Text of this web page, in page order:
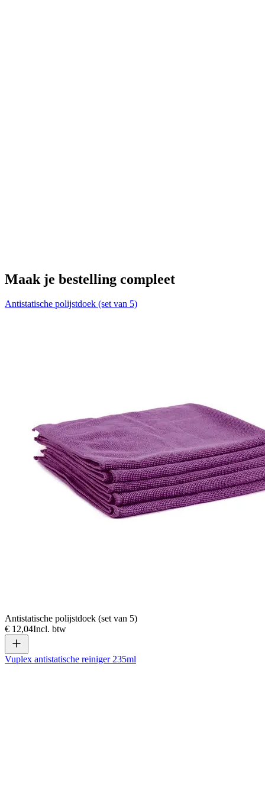
Maak je bestelling compleet
Antistatische polijstdoek (set van 5)
Antistatische polijstdoek (set van 5)
€ 12,04Incl. btw
Vuplex antistatische reiniger 235ml